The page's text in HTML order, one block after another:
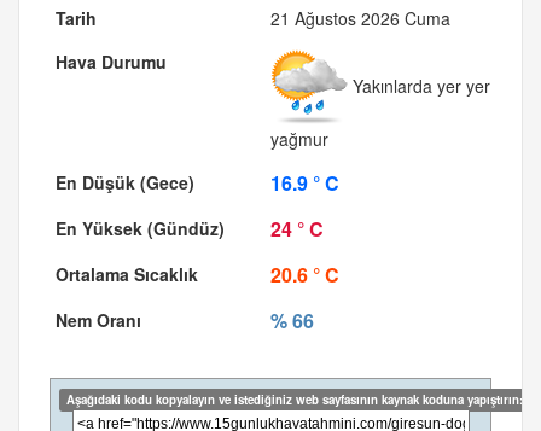
21 Ağustos 2026 Cuma
Yakınlarda yer yer
yağmur
16.9 ° C
24 ° C
20.6 ° C
% 66
Aşağıdaki kodu kopyalayın ve istediğiniz web sayfasının kaynak koduna yapıştırın: